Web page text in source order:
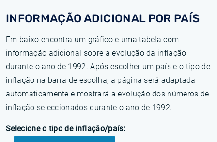
INFORMAÇÃO ADICIONAL POR PAÍS
Em baixo encontra um gráfico e uma tabela com
informação adicional sobre a evolução da inflação
durante o ano de 1992. Após escolher um país e o tipo de
inflação na barra de escolha, a página será adaptada
automaticamente e mostrará a evolução dos números de
inflação seleccionados durante o ano de 1992.
Selecione o tipo de inflação/país: